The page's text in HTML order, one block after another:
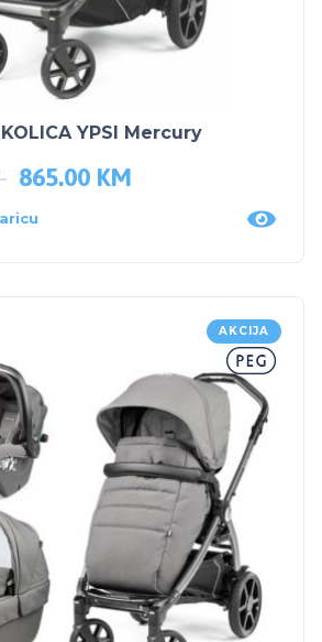
KOLICA YPSI Mercury
865.00 KM
AKCIJA